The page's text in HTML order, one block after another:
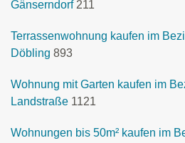
Gänserndorf 211
Terrassenwohnung kaufen im
Döbling 893
Wohnung mit Garten kaufen im
Landstraße 1121
Wohnungen bis 50m² kaufen im